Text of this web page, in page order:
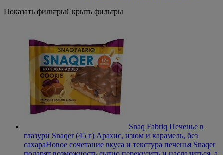
Показать фильтрыСкрыть фильтры
Snaq Fabriq Печенье в
глазури Snaqer (45 г) Арахис, изюм и карамель, без
сахараНовое сочетание вкуса и текстура печенья Snaqer